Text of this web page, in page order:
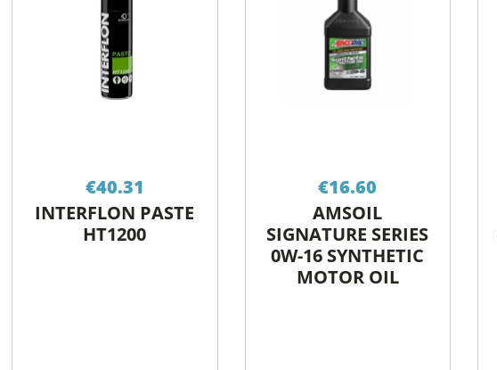
€40.31
INTERFLON PASTE
HT1200
€16.60
AMSOIL
SIGNATURE SERIES
0W-16 SYNTHETIC
MOTOR OIL